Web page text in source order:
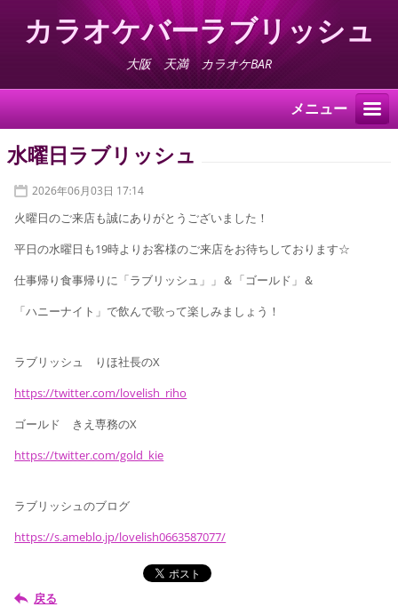
カラオケバーラブリッシュ
大阪 天満 カラオケBAR
メニュー
水曜日ラブリッシュ
2026年06月03日 17:14
火曜日のご来店も誠にありがとうございました！
平日の水曜日も19時よりお客様のご来店をお待ちしております☆
仕事帰り食事帰りに「ラブリッシュ」」＆「ゴールド」＆
「ハニーナイト」で飲んで歌って楽しみましょう！
ラブリッシュ りほ社長のX
https://twitter.com/lovelish_riho
ゴールド きえ専務のX
https://twitter.com/gold_kie
ラブリッシュのブログ
https://s.ameblo.jp/lovelish0663587077/
戻る